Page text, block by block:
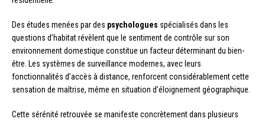
Des études menées par des psychologues spécialisés dans les
questions d’habitat révèlent que le sentiment de contrôle sur son
environnement domestique constitue un facteur déterminant du bien-
être. Les systèmes de surveillance modernes, avec leurs
fonctionnalités d’accès à distance, renforcent considérablement cette
sensation de maîtrise, même en situation d’éloignement géographique.
Cette sérénité retrouvée se manifeste concrètement dans plusieurs